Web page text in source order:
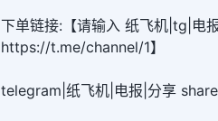
下单链接:【请输入 纸飞机|tg|电
https://t.me/channel/1】
telegram|纸飞机|电报|分享